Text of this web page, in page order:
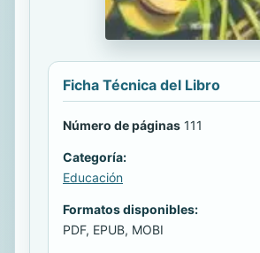
Ficha Técnica del Libro
Número de páginas 111
Categoría:
Educación
Formatos disponibles:
PDF, EPUB, MOBI